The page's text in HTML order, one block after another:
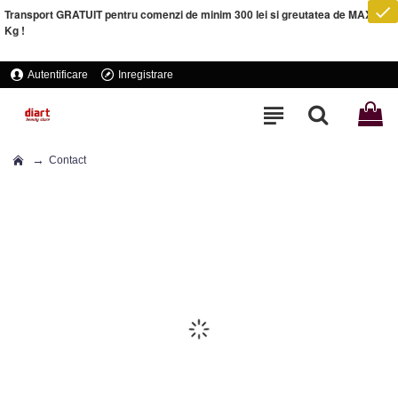
Transport GRATUIT pentru comenzi de minim 300 lei si greutatea de MAXIM 5
Kg !
Autentificare Inregistrare
Contact